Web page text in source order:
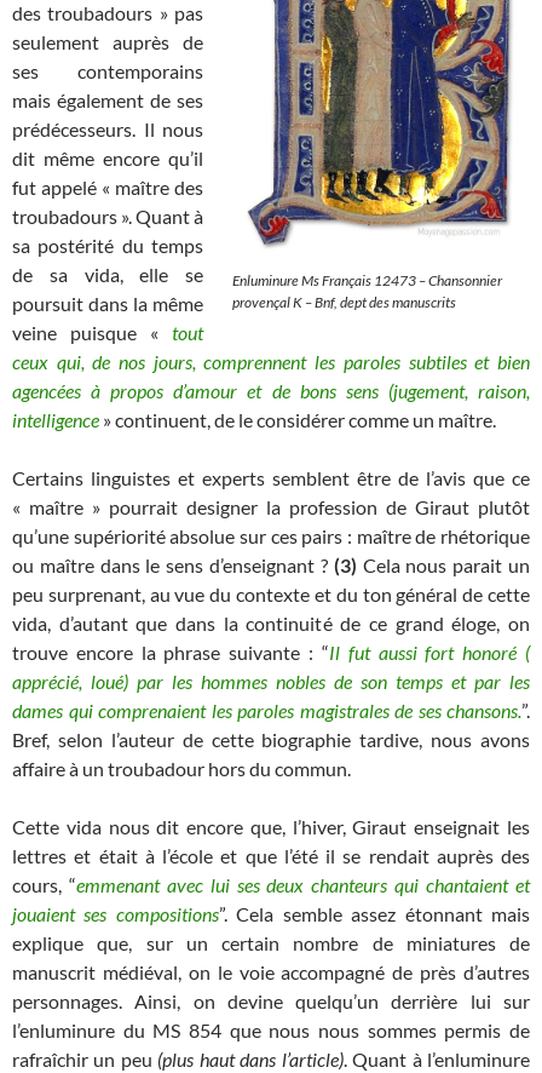
Enluminure Ms Français 12473 – Chansonnier
provençal K – Bnf, dept des manuscrits
des troubadours » pas
seulement auprès de
ses contemporains
mais également de ses
prédécesseurs. Il nous
dit même encore qu’il
fut appelé « maître des
troubadours ». Quant à
sa postérité du temps
de sa vida, elle se
poursuit dans la même
veine puisque « tout
ceux qui, de nos jours, comprennent les paroles subtiles et bien
agencées à propos d’amour et de bons sens (jugement, raison,
intelligence » continuent, de le considérer comme un maître.
Certains linguistes et experts semblent être de l’avis que ce
« maître » pourrait designer la profession de Giraut plutôt
qu’une supériorité absolue sur ces pairs : maître de rhétorique
ou maître dans le sens d’enseignant ? (3) Cela nous parait un
peu surprenant, au vue du contexte et du ton général de cette
vida, d’autant que dans la continuité de ce grand éloge, on
trouve encore la phrase suivante : “Il fut aussi fort honoré (
apprécié, loué) par les hommes nobles de son temps et par les
dames qui comprenaient les paroles magistrales de ses chansons.”.
Bref, selon l’auteur de cette biographie tardive, nous avons
affaire à un troubadour hors du commun.
Cette vida nous dit encore que, l’hiver, Giraut enseignait les
lettres et était à l’école et que l’été il se rendait auprès des
cours, “emmenant avec lui ses deux chanteurs qui chantaient et
jouaient ses compositions”. Cela semble assez étonnant mais
explique que, sur un certain nombre de miniatures de
manuscrit médiéval, on le voie accompagné de près d’autres
personnages. Ainsi, on devine quelqu’un derrière lui sur
l’enluminure du MS 854 que nous nous sommes permis de
rafraîchir un peu (plus haut dans l’article). Quant à l’enluminure